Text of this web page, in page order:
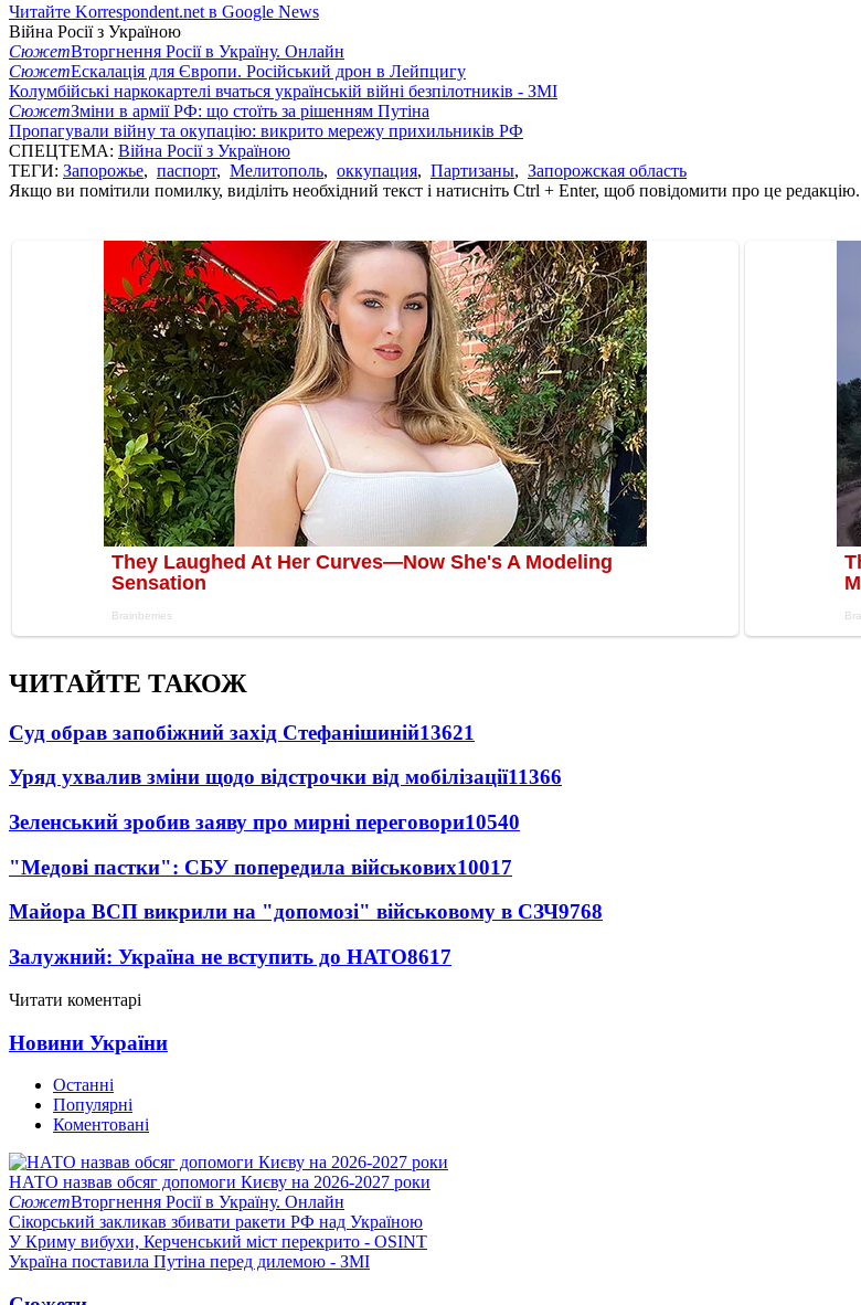
Читайте Korrespondent.net в Google News
Війна Росії з Україною
СюжетВторгнення Росії в Україну. Онлайн
СюжетЕскалація для Європи. Російський дрон в Лейпцигу
Колумбійські наркокартелі вчаться українській війні безпілотників - ЗМІ
СюжетЗміни в армії РФ: що стоїть за рішенням Путіна
Пропагували війну та окупацію: викрито мережу прихильників РФ
СПЕЦТЕМА: Війна Росії з Україною
ТЕГИ: Запорожье, паспорт, Мелитополь, оккупация, Партизаны, Запорожская область
Якщо ви помітили помилку, виділіть необхідний текст і натисніть Ctrl + Enter, щоб повідомити про це редакцію.
ЧИТАЙТЕ ТАКОЖ
Суд обрав запобіжний захід Стефанішиній13621
Уряд ухвалив зміни щодо відстрочки від мобілізації11366
Зеленський зробив заяву про мирні переговори10540
"Медові пастки": СБУ попередила військових10017
Майора ВСП викрили на "допомозі" військовому в СЗЧ9768
Залужний: Україна не вступить до НАТО8617
Читати коментарі
Новини України
Останні
Популярні
Коментовані
НАТО назвав обсяг допомоги Києву на 2026-2027 роки
СюжетВторгнення Росії в Україну. Онлайн
Сікорський закликав збивати ракети РФ над Україною
У Криму вибухи, Керченський міст перекрито - OSINT
Україна поставила Путіна перед дилемою - ЗМІ